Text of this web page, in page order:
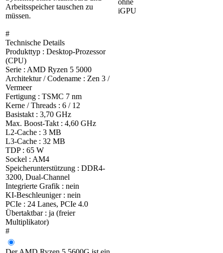
Arbeitsspeicher tauschen zu
müssen.
#
Technische Details
Produkttyp : Desktop-Prozessor
(CPU)
Serie : AMD Ryzen 5 5000
Architektur / Codename : Zen 3 /
Vermeer
Fertigung : TSMC 7 nm
Kerne / Threads : 6 / 12
Basistakt : 3,70 GHz
Max. Boost-Takt : 4,60 GHz
L2-Cache : 3 MB
L3-Cache : 32 MB
TDP : 65 W
Sockel : AM4
Speicherunterstützung : DDR4-
3200, Dual-Channel
Integrierte Grafik : nein
KI-Beschleuniger : nein
PCIe : 24 Lanes, PCIe 4.0
Übertaktbar : ja (freier
Multiplikator)
#
ohne
iGPU